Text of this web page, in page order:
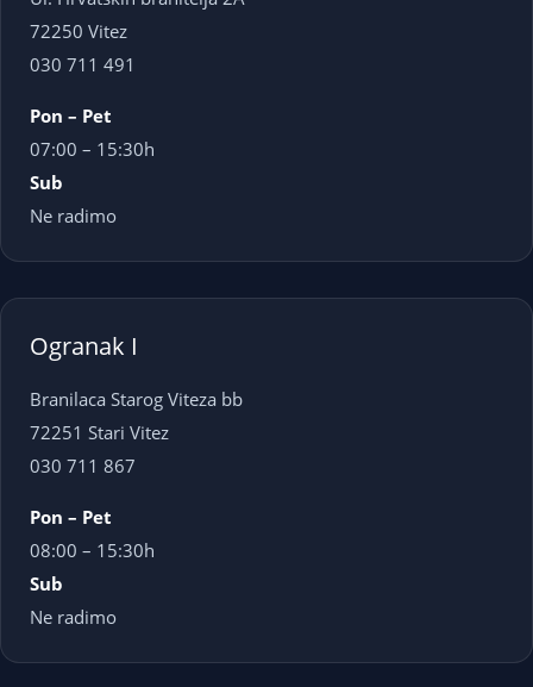
72250 Vitez
030 711 491
Pon – Pet
07:00 – 15:30h
Sub
Ne radimo
Ogranak I
Branilaca Starog Viteza bb
72251 Stari Vitez
030 711 867
Pon – Pet
08:00 – 15:30h
Sub
Ne radimo